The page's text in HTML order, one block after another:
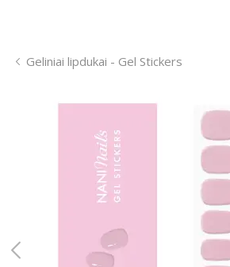
Geliniai lipdukai - Gel Stickers